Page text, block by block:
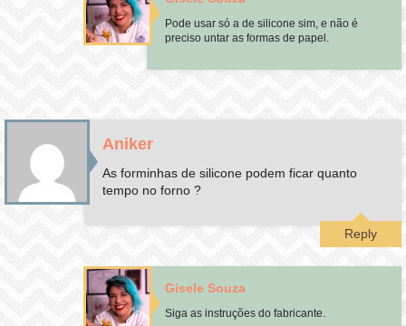
Pode usar só a de silicone sim, e não é
preciso untar as formas de papel.
Aniker
As forminhas de silicone podem ficar quanto
tempo no forno ?
Reply
Gisele Souza
Siga as instruções do fabricante.